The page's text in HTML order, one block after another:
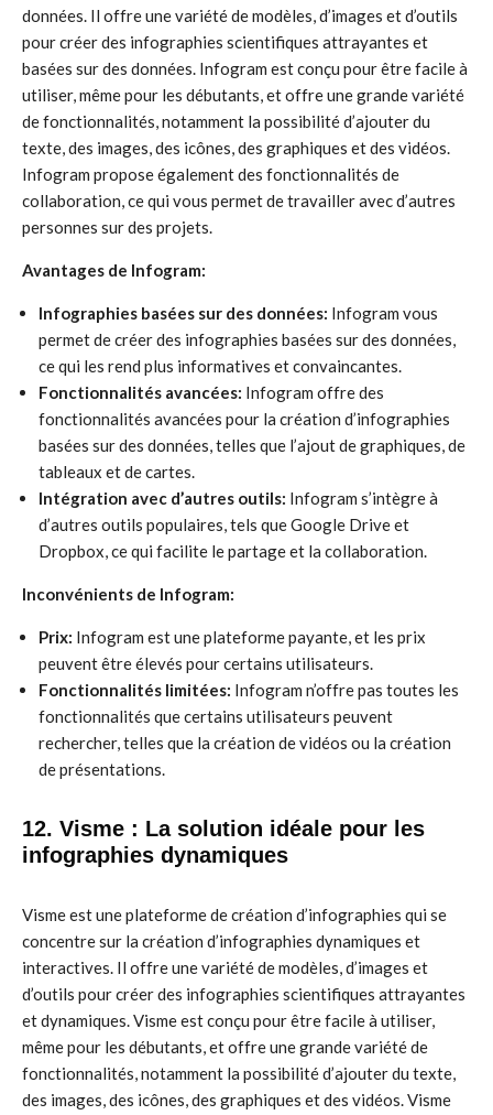
données. Il offre une variété de modèles, d’images et d’outils
pour créer des infographies scientifiques attrayantes et
basées sur des données. Infogram est conçu pour être facile à
utiliser, même pour les débutants, et offre une grande variété
de fonctionnalités, notamment la possibilité d’ajouter du
texte, des images, des icônes, des graphiques et des vidéos.
Infogram propose également des fonctionnalités de
collaboration, ce qui vous permet de travailler avec d’autres
personnes sur des projets.
Avantages de Infogram:
Infographies basées sur des données: Infogram vous
permet de créer des infographies basées sur des données,
ce qui les rend plus informatives et convaincantes.
Fonctionnalités avancées: Infogram offre des
fonctionnalités avancées pour la création d’infographies
basées sur des données, telles que l’ajout de graphiques, de
tableaux et de cartes.
Intégration avec d’autres outils: Infogram s’intègre à
d’autres outils populaires, tels que Google Drive et
Dropbox, ce qui facilite le partage et la collaboration.
Inconvénients de Infogram:
Prix: Infogram est une plateforme payante, et les prix
peuvent être élevés pour certains utilisateurs.
Fonctionnalités limitées: Infogram n’offre pas toutes les
fonctionnalités que certains utilisateurs peuvent
rechercher, telles que la création de vidéos ou la création
de présentations.
12. Visme : La solution idéale pour les
infographies dynamiques
Visme est une plateforme de création d’infographies qui se
concentre sur la création d’infographies dynamiques et
interactives. Il offre une variété de modèles, d’images et
d’outils pour créer des infographies scientifiques attrayantes
et dynamiques. Visme est conçu pour être facile à utiliser,
même pour les débutants, et offre une grande variété de
fonctionnalités, notamment la possibilité d’ajouter du texte,
des images, des icônes, des graphiques et des vidéos. Visme